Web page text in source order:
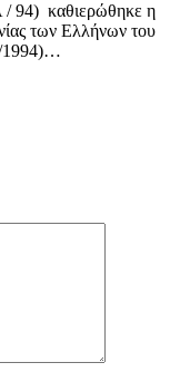
94) καθιερώθηκε η
των Ελλήνων του
1994)…